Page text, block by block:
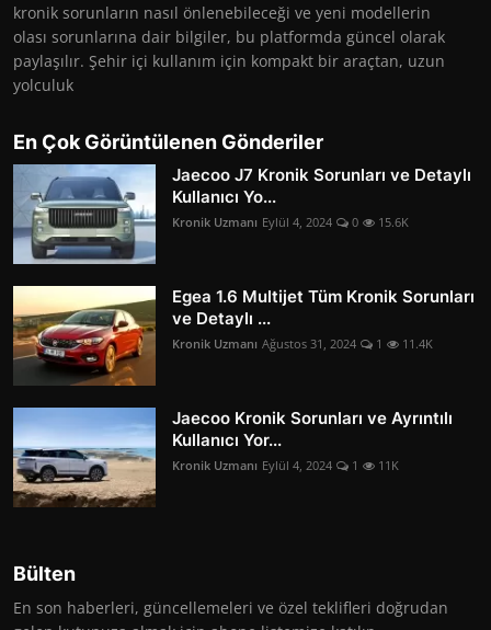
kronik sorunların nasıl önlenebileceği ve yeni modellerin
olası sorunlarına dair bilgiler, bu platformda güncel olarak
paylaşılır. Şehir içi kullanım için kompakt bir araçtan, uzun
yolculuk
En Çok Görüntülenen Gönderiler
Jaecoo J7 Kronik Sorunları ve Detaylı
Kullanıcı Yo...
Kronik Uzmanı Eylül 4, 2024 0 15.6K
Egea 1.6 Multijet Tüm Kronik Sorunları
ve Detaylı ...
Kronik Uzmanı Ağustos 31, 2024 1 11.4K
Jaecoo Kronik Sorunları ve Ayrıntılı
Kullanıcı Yor...
Kronik Uzmanı Eylül 4, 2024 1 11K
Bülten
En son haberleri, güncellemeleri ve özel teklifleri doğrudan